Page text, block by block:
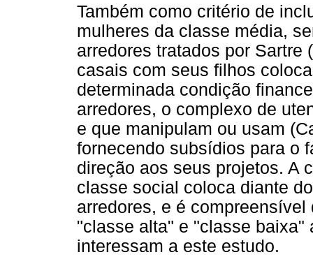
Também como critério de
mulheres da classe média,
arredores tratados por Sartre
casais com seus filhos
determinada condição
arredores, o complexo de
e que manipulam ou usam
fornecendo subsídios para o
direção aos seus projetos. A
classe social coloca diante
arredores, e é
"classe alta" e "classe baixa"
interessam a este estudo.